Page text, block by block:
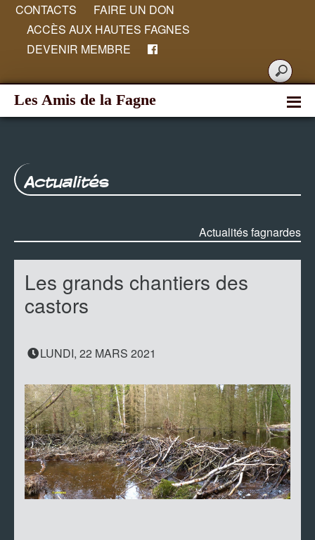
CONTACTS
FAIRE UN DON
ACCÈS AUX HAUTES FAGNES
DEVENIR MEMBRE
Les Amis de la Fagne
Actualités
Actualités fagnardes
Les grands chantiers des
castors
LUNDI, 22 MARS 2021